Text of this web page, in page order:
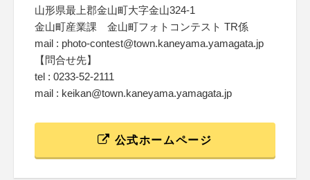
山形県最上郡金山町大字金山324-1
金山町産業課 金山町フォトコンテスト TR係
mail : photo-contest@town.kaneyama.yamagata.jp
【問合せ先】
tel : 0233-52-2111
mail : keikan@town.kaneyama.yamagata.jp
公式ホームページ